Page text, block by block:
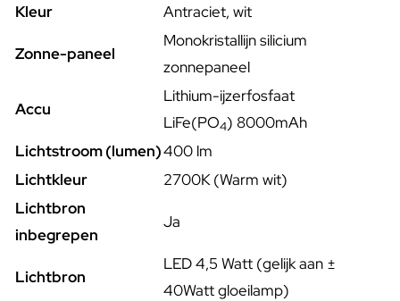
Kleur
Antraciet, wit
Zonne-paneel
Monokristallijn silicium
zonnepaneel
Accu
Lithium-ijzerfosfaat
LiFe(PO4) 8000mAh
Lichtstroom (lumen)400 lm
Lichtkleur
2700K (Warm wit)
Lichtbron
inbegrepen
Ja
Lichtbron
LED 4,5 Watt (gelijk aan ±
40Watt gloeilamp)